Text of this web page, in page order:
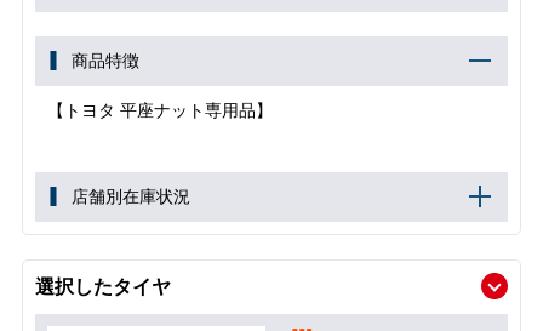
商品特徴
【トヨタ 平座ナット専用品】
店舗別在庫状況
選択したタイヤ